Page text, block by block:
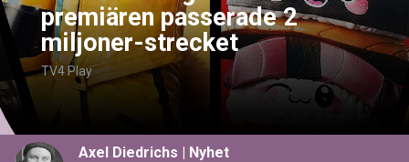
premiären passerade 2
miljoner-strecket
TV4 Play
Axel Diedrichs | Nyhet